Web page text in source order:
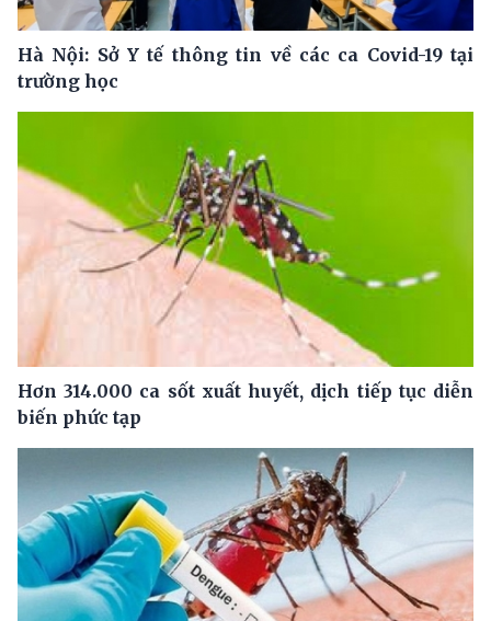
Hà Nội: Sở Y tế thông tin về các ca Covid-19 tại
trường học
Hơn 314.000 ca sốt xuất huyết, dịch tiếp tục diễn
biến phức tạp